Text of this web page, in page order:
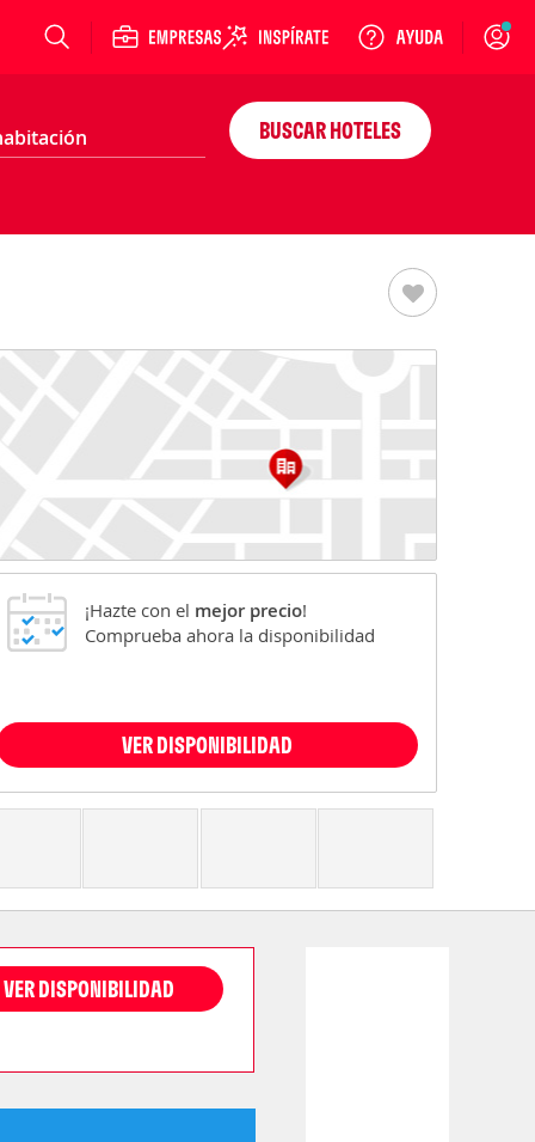
Login
BUSCAR HOTELES
¡Hazte con el mejor precio!
Comprueba ahora la disponibilidad
VER DISPONIBILIDAD
VER DISPONIBILIDAD